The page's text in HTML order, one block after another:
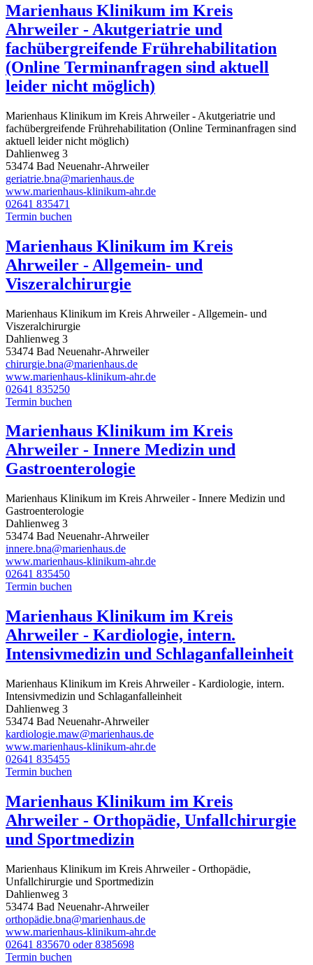
Marienhaus Klinikum im Kreis
Ahrweiler - Akutgeriatrie und
fachübergreifende Frührehabilitation
(Online Terminanfragen sind aktuell
leider nicht möglich)
Marienhaus Klinikum im Kreis Ahrweiler - Akutgeriatrie und
fachübergreifende Frührehabilitation (Online Terminanfragen sind
aktuell leider nicht möglich)
Dahlienweg 3
53474 Bad Neuenahr-Ahrweiler
geriatrie.bna@marienhaus.de
www.marienhaus-klinikum-ahr.de
02641 835471
Termin buchen
Marienhaus Klinikum im Kreis
Ahrweiler - Allgemein- und
Viszeralchirurgie
Marienhaus Klinikum im Kreis Ahrweiler - Allgemein- und
Viszeralchirurgie
Dahlienweg 3
53474 Bad Neuenahr-Ahrweiler
chirurgie.bna@marienhaus.de
www.marienhaus-klinikum-ahr.de
02641 835250
Termin buchen
Marienhaus Klinikum im Kreis
Ahrweiler - Innere Medizin und
Gastroenterologie
Marienhaus Klinikum im Kreis Ahrweiler - Innere Medizin und
Gastroenterologie
Dahlienweg 3
53474 Bad Neuenahr-Ahrweiler
innere.bna@marienhaus.de
www.marienhaus-klinikum-ahr.de
02641 835450
Termin buchen
Marienhaus Klinikum im Kreis
Ahrweiler - Kardiologie, intern.
Intensivmedizin und Schlaganfalleinheit
Marienhaus Klinikum im Kreis Ahrweiler - Kardiologie, intern.
Intensivmedizin und Schlaganfalleinheit
Dahlienweg 3
53474 Bad Neuenahr-Ahrweiler
kardiologie.maw@marienhaus.de
www.marienhaus-klinikum-ahr.de
02641 835455
Termin buchen
Marienhaus Klinikum im Kreis
Ahrweiler - Orthopädie, Unfallchirurgie
und Sportmedizin
Marienhaus Klinikum im Kreis Ahrweiler - Orthopädie,
Unfallchirurgie und Sportmedizin
Dahlienweg 3
53474 Bad Neuenahr-Ahrweiler
orthopädie.bna@marienhaus.de
www.marienhaus-klinikum-ahr.de
02641 835670 oder 8385698
Termin buchen